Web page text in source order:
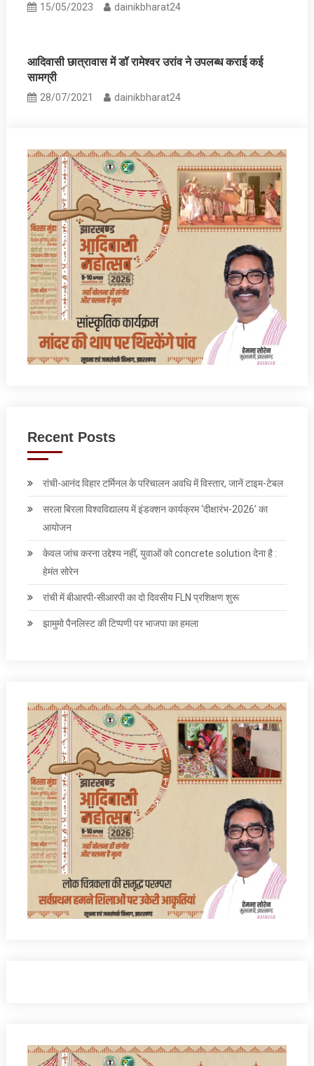
15/05/2023 dainikbharat24
आदिवासी छात्रावास में डॉ रामेश्‍वर उरांव ने उपलब्‍ध कराई कई
सामग्री
28/07/2021 dainikbharat24
Recent Posts
रांची-आनंद विहार टर्मिनल के परिचालन अवधि में विस्तार, जानें टाइम-टेबल
सरला बिरला विश्वविद्यालय में इंडक्शन कार्यक्रम ‘दीक्षारंभ-2026’ का
आयोजन
केवल जांच करना उद्देश्‍य नहीं, युवाओं को concrete solution देना है :
हेमंत सोरेन
रांची में बीआरपी-सीआरपी का दो दिवसीय FLN प्रशिक्षण शुरू
झामुमो पैनलिस्ट की टिप्पणी पर भाजपा का हमला